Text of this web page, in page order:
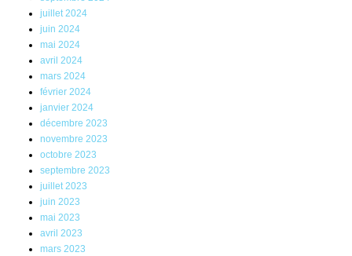
juillet 2024
juin 2024
mai 2024
avril 2024
mars 2024
février 2024
janvier 2024
décembre 2023
novembre 2023
octobre 2023
septembre 2023
juillet 2023
juin 2023
mai 2023
avril 2023
mars 2023